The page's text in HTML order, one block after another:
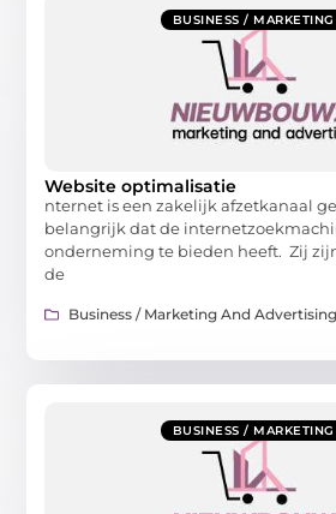
BUSINESS /
Website optimalisatie
nternet is een zakelijk afzetkanaal
belangrijk dat de
onderneming te bieden heeft. Zij
de
Business / Marketing And Advertising
BUSINESS /